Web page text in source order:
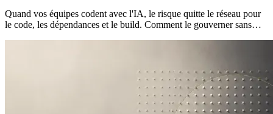
Quand vos équipes codent avec l'IA, le risque quitte le réseau pour
le code, les dépendances et le build. Comment le gouverner sans…